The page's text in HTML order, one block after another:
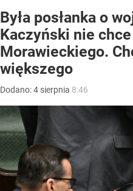
Była posłanka o
Kaczyński nie
Morawieckiego.
większego
Dodano:4 sierpnia 8:46